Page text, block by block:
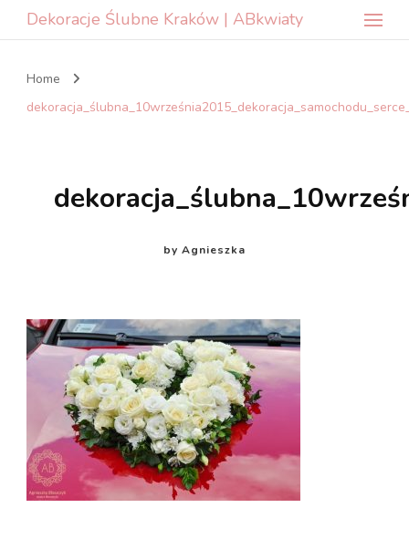
Dekoracje Ślubne Kraków | ABkwiaty
Home
by Agnieszka